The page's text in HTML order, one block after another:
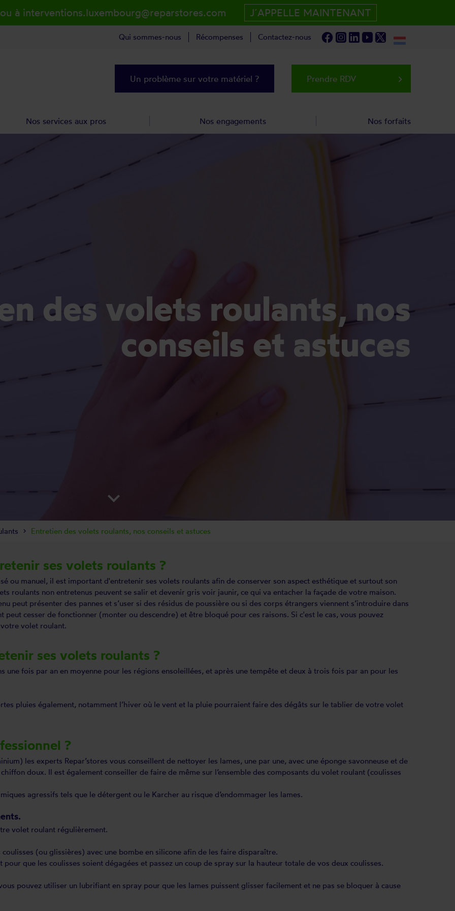
des volets roulants, nos
conseils et astuces
keyboard_arrow_down
ses volets roulants ?
ou manuel, il est important d'entretenir ses volets roulants afin de conserver son aspect esthétique et surtout son
roulants non entretenus peuvent se salir et devenir gris voir jaunir, ce qui va entacher la façade de votre maison.
peut présenter des pannes et s’user si des résidus de poussière ou si des corps étrangers viennent s’introduire dans
peut cesser de fonctionner (monter ou descendre) et être bloqué pour ces raisons. Si c'est le cas, vous pouvez
volet roulant.
ses volets roulants ?
une fois par an en moyenne pour les régions ensoleillées, et après une tempête et deux à trois fois par an pour les
pluies également, notamment l’hiver où le vent et la pluie pourraient faire des dégâts sur le tablier de votre volet
?
les experts Repar’stores vous conseillent de nettoyer les lames, une par une, avec une éponge savonneuse et de
doux. Il est également conseiller de faire de même sur l’ensemble des composants du volet roulant (coulisses
agressifs tels que le détergent ou le Karcher au risque d’endommager les lames.
volet roulant régulièrement.
(ou glissières) avec une bombe en silicone afin de les faire disparaître.
que les coulisses soient dégagées et passez un coup de spray sur la hauteur totale de vos deux coulisses.
pouvez utiliser un lubrifiant en spray pour que les lames puissent glisser facilement et ne pas se bloquer à cause
Entretien des volets roulants, nos conseils et astuces
à interventions.luxembourg@reparstores.com J´APPELLE MAINTENANT
Qui sommes-nous Récompenses Contactez-nous
Un problème sur votre matériel ? Prendre RDV keyboard_arrow_right
Nos services aux pros Nos engagements Nos forfaits